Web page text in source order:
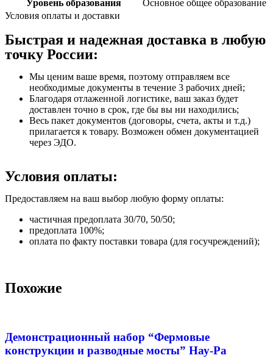
Уровень образования
Основное общее образование
Условия оплаты и доставки
Быстрая и надежная доставка в любую
точку России:
Мы ценим ваше время, поэтому отправляем все
необходимые документы в течение 3 рабочих дней;
Благодаря отлаженной логистике, ваш заказ будет
доставлен точно в срок, где бы вы ни находились;
Весь пакет документов (договоры, счета, акты и т.д.)
прилагается к товару. Возможен обмен документацией
через ЭДО.
Условия оплаты:
Предоставляем на ваш выбор любую форму оплаты:
частичная предоплата 30/70, 50/50;
предоплата 100%;
оплата по факту поставки товара (для госучреждений);
Похожие
Демонстрационный набор “Фермовые
конструкции и разводные мосты” Нау-Ра